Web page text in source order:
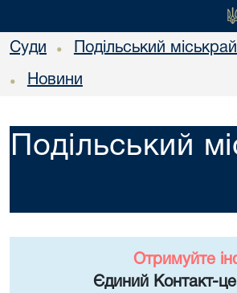
Суди • Подільський
• Новини
Подільський
Отримуйте
Єдиний Контакт-